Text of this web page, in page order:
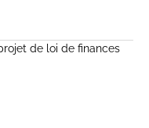
de loi de finances